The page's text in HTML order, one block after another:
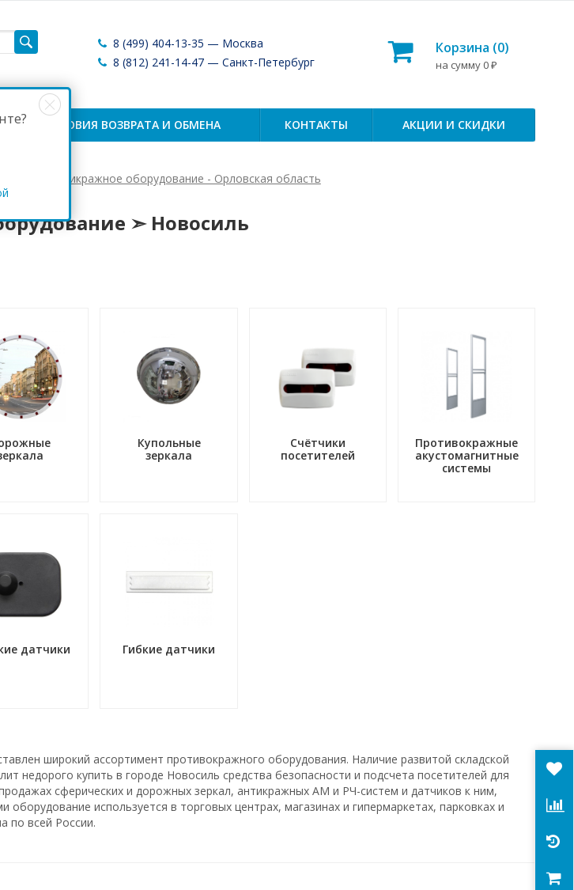
?
8 (499) 404-13-35 — Москва
8 (812) 241-14-47 — Санкт-Петербург
Корзина (0)
на сумму 0 ₽
УСЛОВИЯ ВОЗВРАТА И ОБМЕНА КОНТАКТЫ АКЦИИ И СКИДКИ
Антикражное оборудование - Орловская область
Новосиль
➣ Новосиль
Купольные
зеркала
Счётчики
посетителей
Противокражные
акустомагнитные
системы
датчики Гибкие датчики
широкий ассортимент противокражного оборудования. Наличие развитой складской
недорого купить в городе Новосиль средства безопасности и подсчета посетителей для
сферических и дорожных зеркал, антикражных АМ и РЧ-систем и датчиков к ним,
оборудование используется в торговых центрах, магазинах и гипермаркетах, парковках и
по всей России.